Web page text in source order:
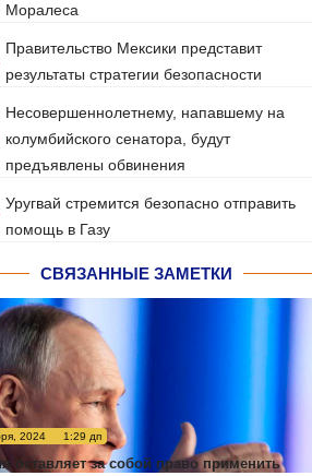
Моралеса
Правительство Мексики представит
результаты стратегии безопасности
Несовершеннолетнему, напавшему на
колумбийского сенатора, будут
предъявлены обвинения
Уругвай стремится безопасно отправить
помощь в Газу
СВЯЗАННЫЕ ЗАМЕТКИ
2024 1:29 дп
оставляет за собой право применить